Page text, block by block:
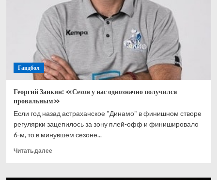
серия.»
Гандбол
Георгий Заикин: «Сезон у нас однозначно получился
провальным»
Если год назад астраханское "Динамо" в финишном створе
регулярки зацепилось за зону плей-офф и финишировало
6-м, то в минувшем сезоне...
Читать далееПрочитать
Георгий